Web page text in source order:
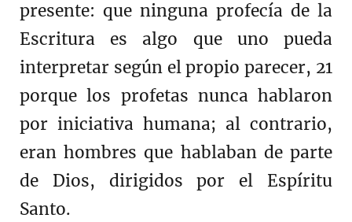
presente: que ninguna profecía de la
Escritura es algo que uno pueda
interpretar según el propio parecer, 21
porque los profetas nunca hablaron
por iniciativa humana; al contrario,
eran hombres que hablaban de parte
de Dios, dirigidos por el Espíritu
Santo.